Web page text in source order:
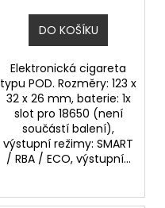
DO KOŠÍKU
Elektronická cigareta
typu POD. Rozměry: 123 x
32 x 26 mm, baterie: 1x
slot pro 18650 (není
součástí balení),
výstupní režimy: SMART
/ RBA / ECO, výstupní...